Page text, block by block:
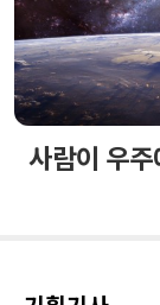
사람이 우